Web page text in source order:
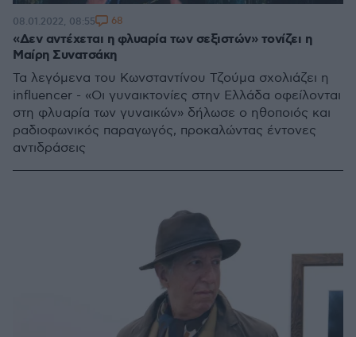
«Δεν αντέχεται η φλυαρία των σεξιστών» τονίζει η
Μαίρη Συνατσάκη
Τα λεγόμενα του Kωνσταντίνου Τζούμα σχολιάζει η
influencer - «Οι γυναικτονίες στην Ελλάδα οφείλονται
στη φλυαρία των γυναικών» δήλωσε ο ηθοποιός και
ραδιοφωνικός παραγωγός, προκαλώντας έντονες
αντιδράσεις
08.01.2022, 08:55 68